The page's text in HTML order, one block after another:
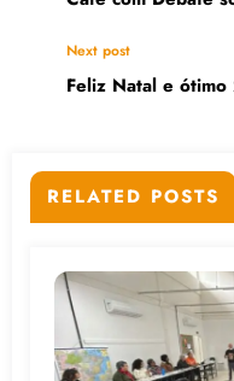
Next post
Feliz Natal e
RELATED POSTS